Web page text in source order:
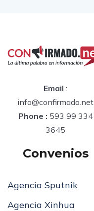
Email :
info@confirmado.net
Phone : 593 99 334
3645
Convenios
Agencia Sputnik
Agencia Xinhua